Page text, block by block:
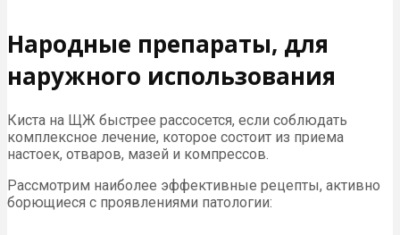
Народные препараты, для
наружного использования
Киста на ЩЖ быстрее рассосется, если соблюдать
комплексное лечение, которое состоит из приема
настоек, отваров, мазей и компрессов.
Рассмотрим наиболее эффективные рецепты, активно
борющиеся с проявлениями патологии: